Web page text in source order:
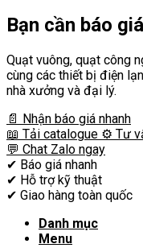
Bạn cần báo
Quạt vuông, quạt công
cùng các thiết bị điện
nhà xưởng và đại lý.
📄 Nhận báo giá nhanh
📖 Tải catalogue ⚙️ Tư
💬 Chat Zalo ngay
✔ Báo giá nhanh
✔ Hỗ trợ kỹ thuật
✔ Giao hàng toàn quốc
Danh mục
Menu